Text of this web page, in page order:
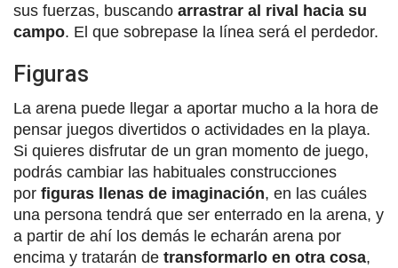
sus fuerzas, buscando arrastrar al rival hacia su
campo. El que sobrepase la línea será el perdedor.
Figuras
La arena puede llegar a aportar mucho a la hora de
pensar juegos divertidos o actividades en la playa.
Si quieres disfrutar de un gran momento de juego,
podrás cambiar las habituales construcciones
por figuras llenas de imaginación, en las cuáles
una persona tendrá que ser enterrado en la arena, y
a partir de ahí los demás le echarán arena por
encima y tratarán de transformarlo en otra cosa,